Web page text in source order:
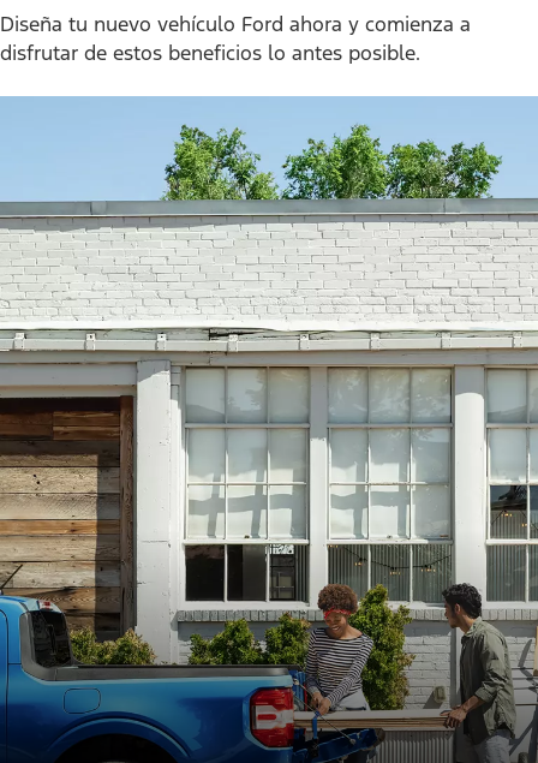
Diseña tu nuevo vehículo Ford ahora y comienza a
disfrutar de estos beneficios lo antes posible.